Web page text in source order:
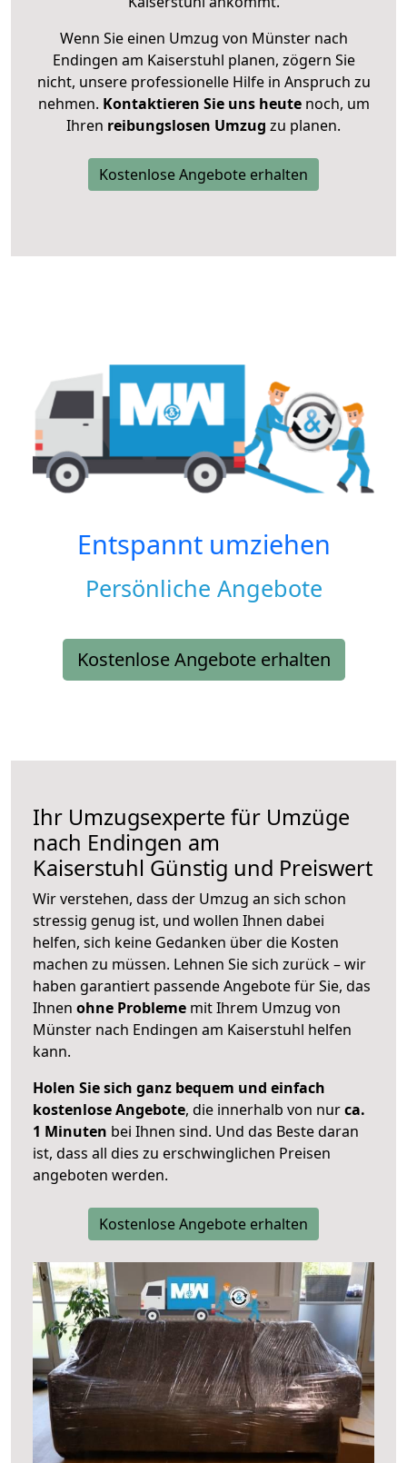
Wenn Sie einen Umzug von Münster nach
Endingen am Kaiserstuhl planen, zögern Sie
nicht, unsere professionelle Hilfe in Anspruch zu
nehmen. Kontaktieren Sie uns heutenoch, um
Ihren reibungslosen Umzug zu planen.
Kostenlose Angebote erhalten
Entspannt umziehen
Persönliche Angebote
Kostenlose Angebote erhalten
Ihr Umzugsexperte für Umzüge
nach Endingen am
Kaiserstuhl Günstig und Preiswert
Wir verstehen, dass der Umzug an sich schon
stressig genug ist, und wollen Ihnen dabei
helfen, sich keine Gedanken über die Kosten
machen zu müssen. Lehnen Sie sich zurück – wir
haben garantiert passende Angebote für Sie, das
Ihnen ohne Probleme mit Ihrem Umzug von
Münster nach Endingen am Kaiserstuhl helfen
kann.
Holen Sie sich ganz bequem und einfach
kostenlose Angebote, die innerhalb von nurca.
1 Minuten bei Ihnen sind. Und das Beste daran
ist, dass all dies zu erschwinglichen Preisen
angeboten werden.
Kostenlose Angebote erhalten